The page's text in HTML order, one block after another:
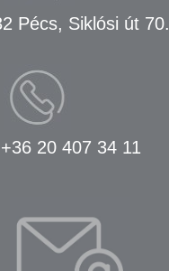
Pécs, Siklósi út 70.
+36 20 407 34 11